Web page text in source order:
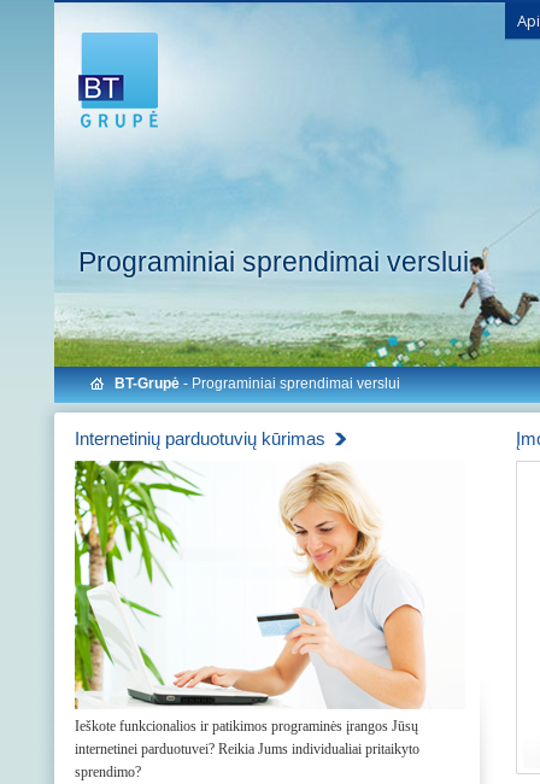
Programiniai sprendimai verslui
BT-Grupė- Programiniai sprendimai verslui
Internetinių parduotuvių kūrimas
Ieškote funkcionalios ir patikimos programinės įrangos Jūsų
internetinei parduotuvei? Reikia Jums individualiai pritaikyto
sprendimo?